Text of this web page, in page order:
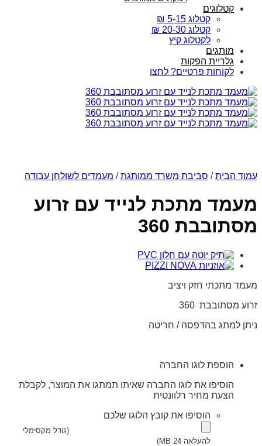
קטלוגים
קטלוג 5-15 ₪
קטלוג 20-30 ₪
לקטלוג קיץ
מותגים
גלריית הפקות
לקוחות פרטיים? לחצו
עמוד הבית / סביבת משרד ממותגת / מעמדים לשולחן עבודה
מעמד מתכת לנייד עם זרוע
מסתובבת 360
מעמד מתכתי חזק ויציב
זרוע מסתובבת 360
ניתן למתג בהדפסה / חריטה
הוספת לוגו החברה
הוסיפו את לוגו החברה שאיתו תמתגו את המוצר, לקבלת
הצעת מחיר רלוונטית
הוסיפו את קובץ הלוגו שלכם
(גודל מקסימלי
להעלאה 24 MB)